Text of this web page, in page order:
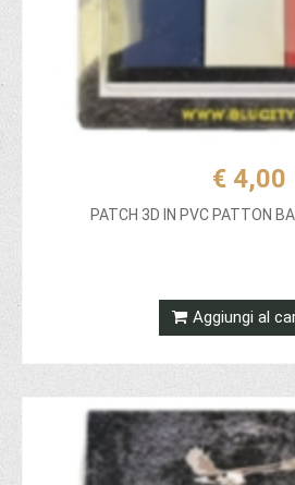
€ 4,00
PATCH 3D IN PVC PATTON
Aggiungi al